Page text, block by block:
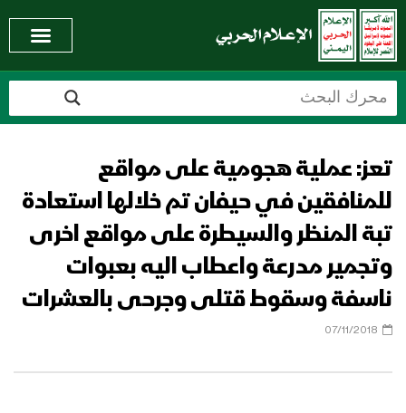
تعز: عملية هجومية على مواقع
للمنافقين في حيفان تم خلالها استعادة
تبة المنظر والسيطرة على مواقع اخرى
وتجمير مدرعة واعطاب اليه بعبوات
ناسفة وسقوط قتلى وجرحى بالعشرات
07/11/2018